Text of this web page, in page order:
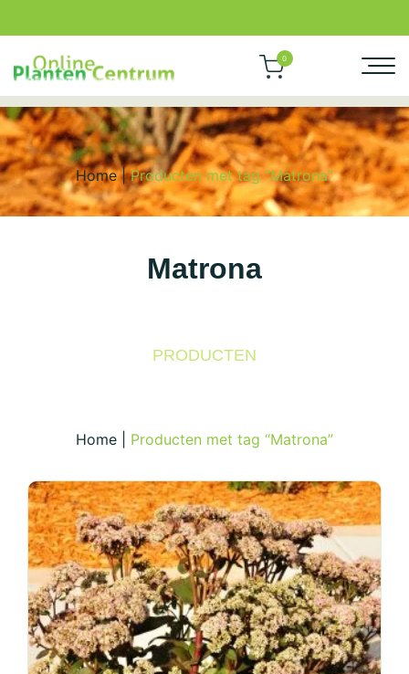
0
Home|Producten met tag “Matrona”
Matrona
PRODUCTEN
Home Producten met tag “Matrona”